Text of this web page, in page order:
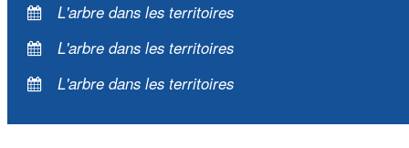
L'arbre dans les territoires
L'arbre dans les territoires
L'arbre dans les territoires